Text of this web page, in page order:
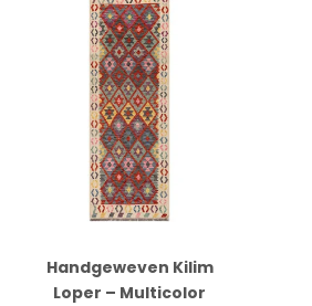
Handgeweven Kilim
Loper – Multicolor